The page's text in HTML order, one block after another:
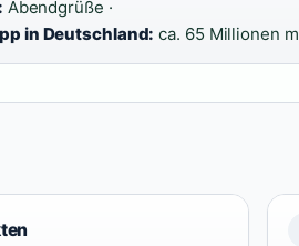
Abendgrüße ·
in Deutschland: ca. 65 Millionen